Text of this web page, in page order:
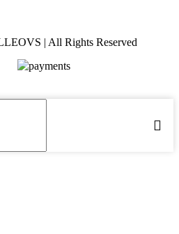
| All Rights Reserved